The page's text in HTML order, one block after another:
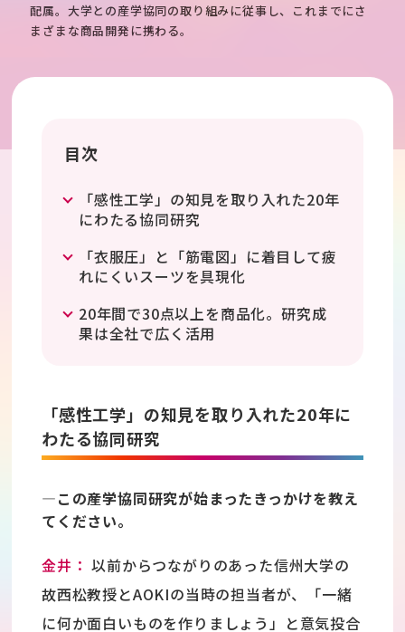
配属。大学との産学協同の取り組みに従事し、これまでにさ
まざまな商品開発に携わる。
目次
「感性工学」の知見を取り入れた20年
にわたる協同研究
「衣服圧」と「筋電図」に着目して疲
れにくいスーツを具現化
20年間で30点以上を商品化。研究成
果は全社で広く活用
「感性工学」の知見を取り入れた20年に
わたる協同研究
―この産学協同研究が始まったきっかけを教え
てください。
金井： 以前からつながりのあった信州大学の
故西松教授とAOKIの当時の担当者が、「一緒
に何か面白いものを作りましょう」と意気投合